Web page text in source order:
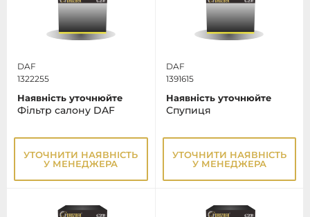
DAF
1322255
Наявність уточнюйте
Фільтр салону DAF
УТОЧНИТИ НАЯВНІСТЬ
У МЕНЕДЖЕРА
DAF
1391615
Наявність уточнюйте
Спупиця
УТОЧНИТИ НАЯВНІСТЬ
У МЕНЕДЖЕРА